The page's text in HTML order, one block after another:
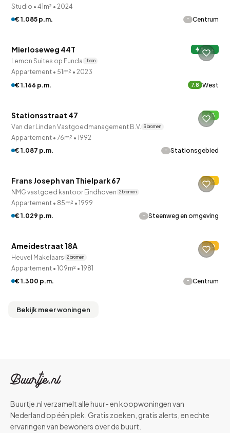
Studio • 41m² • 2024
€ 1.085 p.m.
- Centrum
Mierloseweg 44T A+++
Lemon Suites op Funda 1 bron
Appartement • 51m² • 2023
€ 1.166 p.m.
7.8 West
QUICKLANE™
Stationsstraat 47 B
Van der Linden Vastgoedmanagement B.V. 3 bronnen
Appartement • 76m² • 1992
€ 1.087 p.m.
- Stationsgebied
QUICKLANE™
Frans Joseph van Thielpark 67 C
NMG vastgoed kantoor Eindhoven 2 bronnen
Appartement • 85m² • 1999
€ 1.029 p.m.
- Steenweg en omgeving
QUICKLANE™
Ameidestraat 18A D
Heuvel Makelaars 2 bronnen
Appartement • 109m² • 1981
€ 1.300 p.m.
- Centrum
Bekijk meer woningen
Buurtje.nl verzamelt alle huur- en koopwoningen van
Nederland op één plek. Gratis zoeken, gratis alerts, en echte
ervaringen van bewoners over de buurt.